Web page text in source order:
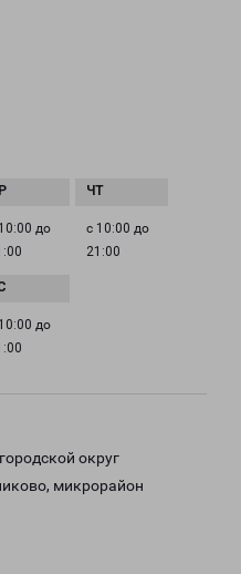
до
с 10:00 до
21:00
до
округ
микрорайон